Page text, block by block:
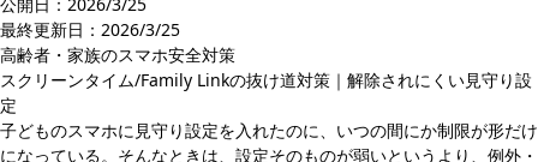
最終更新日： 2026/3/25
高齢者・家族のスマホ安全対策
スクリーンタイム/Family Linkの抜け道対策｜解除されにくい見守り設
定
子どものスマホに見守り設定を入れたのに、いつの間にか制限が形だけ
になっている。そんなときは、設定そのものが弱いというより、例外・